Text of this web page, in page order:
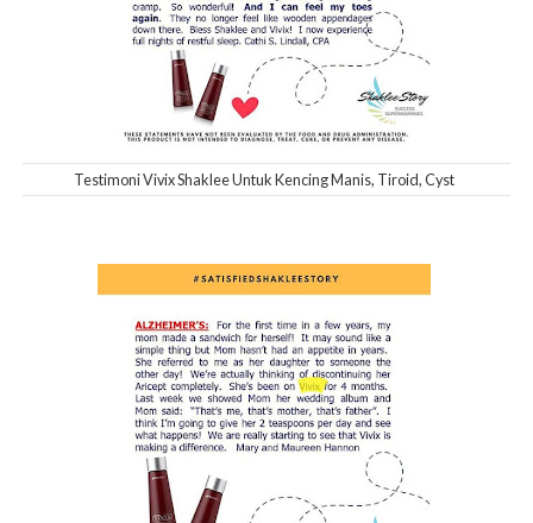
Testimoni Vivix Shaklee Untuk Kencing Manis, Tiroid, Cyst